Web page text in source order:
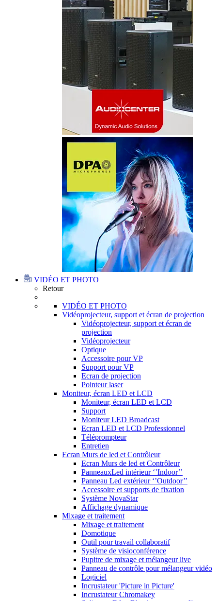
VIDÉO ET PHOTO
Retour
VIDÉO ET PHOTO
Vidéoprojecteur, support et écran de projection
Vidéoprojecteur, support et écran de
projection
Vidéoprojecteur
Optique
Accessoire pour VP
Support pour VP
Ecran de projection
Pointeur laser
Moniteur, écran LED et LCD
Moniteur, écran LED et LCD
Support
Moniteur LED Broadcast
Ecran LED et LCD Professionnel
Téléprompteur
Entretien
Ecran Murs de led et Contrôleur
Ecran Murs de led et Contrôleur
PanneauxLed intérieur ‘’Indoor’’
Panneau Led extérieur ‘’Outdoor’’
Accessoire et supports de fixation
Système NovaStar
Affichage dynamique
Mixage et traitement
Mixage et traitement
Domotique
Outil pour travail collaboratif
Système de visioconférence
Pupitre de mixage et mélangeur live
Panneau de contrôle pour mélangeur vidéo
Logiciel
Incrustateur 'Picture in Picture'
Incrustateur Chromakey